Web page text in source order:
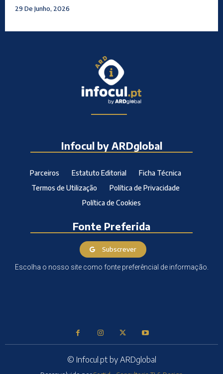
29 De Junho, 2026
Infocul by ARDglobal
Parceiros Estatuto Editorial
Ficha Técnica
Termos de Utilização
Política de Privacidade
Política de Cookies
Fonte Preferida
Subscrever
Escolha o nosso site como fonte preferêncial de informação.
© Infocul.pt by ARDglobal